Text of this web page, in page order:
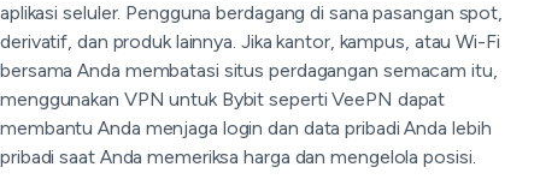
aplikasi seluler. Pengguna berdagang di sana pasangan spot,
derivatif, dan produk lainnya. Jika kantor, kampus, atau Wi-Fi
bersama Anda membatasi situs perdagangan semacam itu,
menggunakan VPN untuk Bybit seperti VeePN dapat
membantu Anda menjaga login dan data pribadi Anda lebih
pribadi saat Anda memeriksa harga dan mengelola posisi.